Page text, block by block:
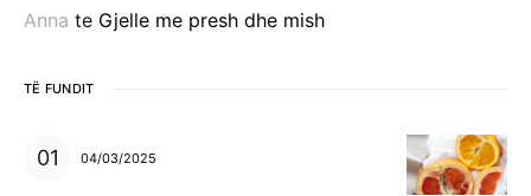
Anna te Gjelle me presh dhe mish
TË FUNDIT
04/03/2025